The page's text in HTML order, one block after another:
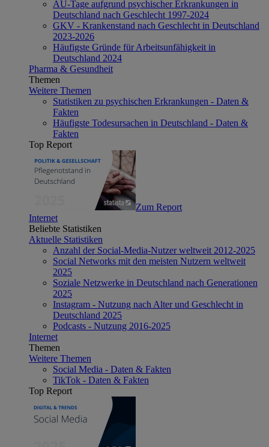
AU-Tage aufgrund psychischer Erkrankungen in
Deutschland nach Geschlecht 1997-2024
GKV - Krankenstand nach Geschlecht in Deutschland
2023-2026
Häufigste Gründe für Arbeitsunfähigkeit in
Deutschland 2024
Pharma & Gesundheit
Themen
Weitere Themen
Statistiken zu psychischen Erkrankungen - Daten &
Fakten
Häufigste Todesursachen in Deutschland - Daten &
Fakten
Top Report
Zum Report
Internet
Beliebte Statistiken
Aktuelle Statistiken
Anzahl der Social-Media-Nutzer weltweit 2012-2025
Social Networks mit den meisten Nutzern weltweit
2025
Soziale Netzwerke in Deutschland nach Generationen
2025
Instagram - Nutzung nach Alter und Geschlecht in
Deutschland 2025
Podcasts - Nutzung 2016-2025
Internet
Themen
Weitere Themen
Social Media - Daten & Fakten
TikTok - Daten & Fakten
Top Report